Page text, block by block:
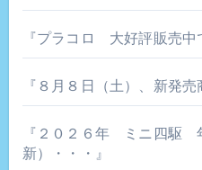
ョ
ン
『プラコロ 大好評販売中
『８月８日（土）、新発
『２０２６年 ミニ四駆
新）・・・』